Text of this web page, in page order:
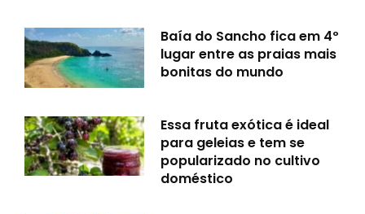
Baía do Sancho fica em 4º
lugar entre as praias mais
bonitas do mundo
Essa fruta exótica é ideal
para geleias e tem se
popularizado no cultivo
doméstico